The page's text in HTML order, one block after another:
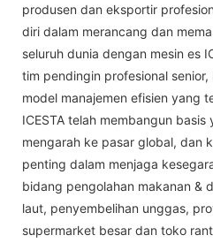
produsen dan eksportir
diri dalam merancang dan
seluruh dunia dengan mesin es
tim pendingin profesional
model manajemen efisien yang
ICESTA telah membangun
mengarah ke pasar global, dan
penting dalam menjaga
bidang pengolahan makanan &
laut, penyembelihan unggas,
supermarket besar dan toko